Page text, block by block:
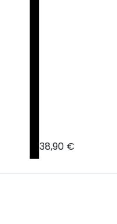
38,90 €